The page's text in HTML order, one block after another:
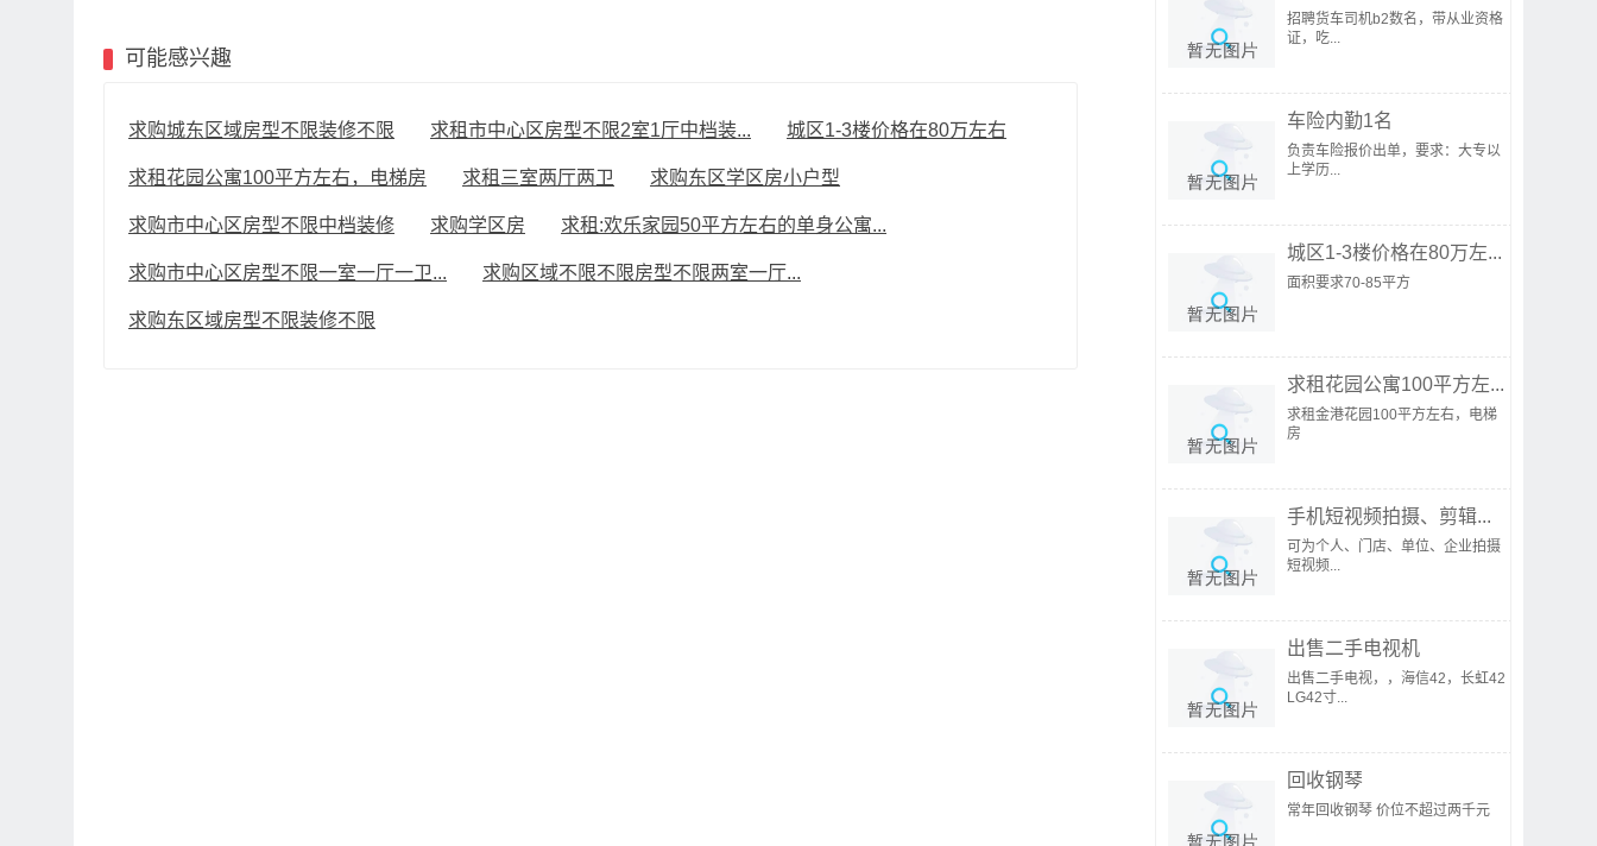
可能感兴趣
求购城东区域房型不限装修不限 求租市中心区房型不限2室1厅中档装... 城区1-3楼价格在80万左右
求租花园公寓100平方左右，电梯房 求租三室两厅两卫 求购东区学区房小户型
求购市中心区房型不限中档装修 求购学区房 求租:欢乐家园50平方左右的单身公寓...
求购市中心区房型不限一室一厅一卫... 求购区域不限不限房型不限两室一厅...
求购东区域房型不限装修不限
招聘货车司机b2数名，带从业资格
证，吃...
车险内勤1名
负责车险报价出单，要求：大专以
上学历...
城区1-3楼价格在80万左...
面积要求70-85平方
求租花园公寓100平方左...
求租金港花园100平方左右，电梯
房
手机短视频拍摄、剪辑...
可为个人、门店、单位、企业拍摄
短视频...
出售二手电视机
出售二手电视，，海信42，长虹42
LG42寸...
回收钢琴
常年回收钢琴 价位不超过两千元